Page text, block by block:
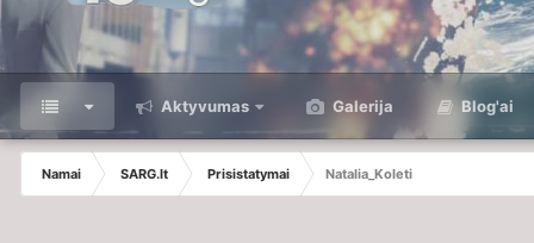
Aktyvumas Galerija Blog'ai
Namai SARG.lt Prisistatymai Natalia_Koleti